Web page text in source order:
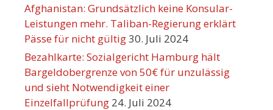
Afghanistan: Grundsätzlich keine Konsular-
Leistungen mehr. Taliban-Regierung erklärt
Pässe für nicht gültig30. Juli 2024
Bezahlkarte: Sozialgericht Hamburg hält
Bargeldobergrenze von 50€ für unzulässig
und sieht Notwendigkeit einer
Einzelfallprüfung 24. Juli 2024